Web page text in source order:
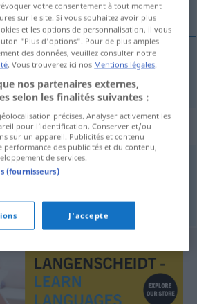
de "kontrastieren"
,gegenüberstellen
votre consentement à tout moment
sur le site. Si vous souhaitez avoir plus
et les options de personnalisation, il vous
"Plus d'options". Pour de plus amples
des données, veuillez consulter notre
. Vous trouverez ici nos Mentions légales.
nos partenaires externes,
selon les finalités suivantes :
précises. Analyser activement les
pour l’identification. Conserver et/ou
sur un appareil. Publicités et contenu
performance des publicités et du contenu,
de services.
(fournisseurs)
J'accepte